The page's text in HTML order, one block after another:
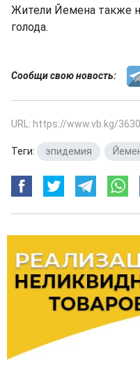
Жители Йемена также
голода.
Сообщи свою новость:
URL: https://www.vb.kg/
Теги: эпидемия